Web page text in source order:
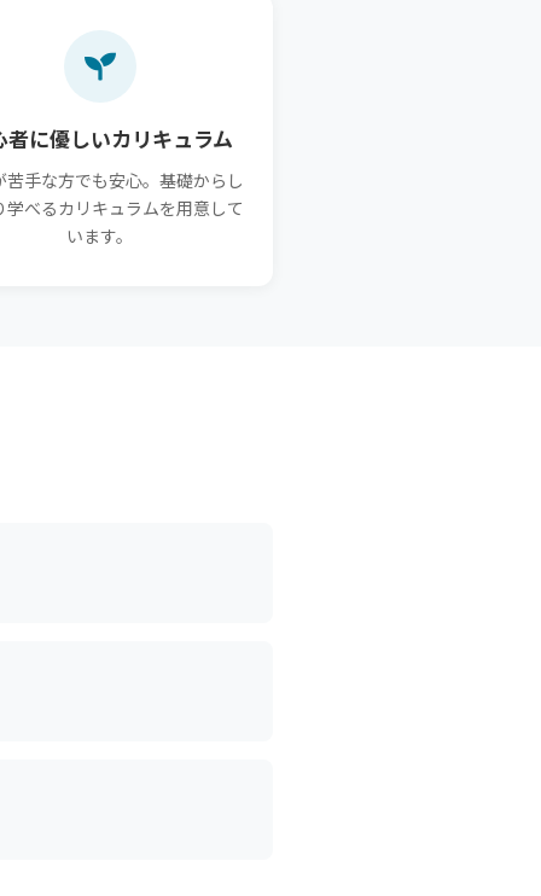
者に優しいカリキュラム
苦手な方でも安心。基礎からし
学べるカリキュラムを用意して
います。